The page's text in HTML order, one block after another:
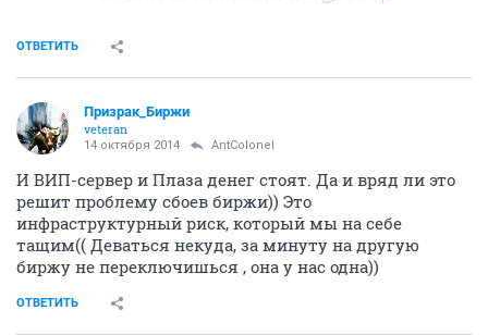
ОТВЕТИТЬ
Призрак_Биржи
veteran
14 октября 2014 AntColonel
И ВИП-сервер и Плаза денег стоят. Да и вряд ли это
решит проблему сбоев биржи)) Это
инфраструктурный риск, который мы на себе
тащим(( Деваться некуда, за минуту на другую
биржу не переключишься , она у нас одна))
ОТВЕТИТЬ